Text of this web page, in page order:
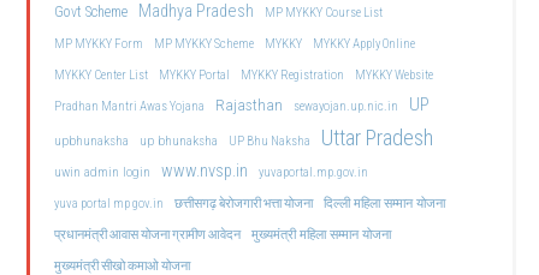
Govt Scheme Madhya Pradesh
MP MYKKY Course List
MP MYKKY Form
MP MYKKY Scheme MYKKY
MYKKY Apply Online
MYKKY Center List
MYKKY Portal MYKKY Registration
MYKKY Website
Pradhan Mantri Awas Yojana
Rajasthan sewayojan.up.nic.in UP
upbhunaksha up bhunaksha UP Bhu Naksha Uttar Pradesh
uwin admin login www.nvsp.in
yuvaportal.mp.gov.in
yuva portal mp gov.in
छत्तीसगढ़ बेरोजगारी भत्ता योजना दिल्ली महिला सम्मान योजना
प्रधानमंत्री आवास योजना ग्रामीण आवेदन मुख्यमंत्री महिला सम्मान योजना
मुख्यमंत्री सीखो कमाओ योजना